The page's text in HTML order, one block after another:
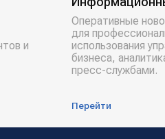
и
Оперативные
для
использования
бизнеса,
пресс-службами.
Перейти